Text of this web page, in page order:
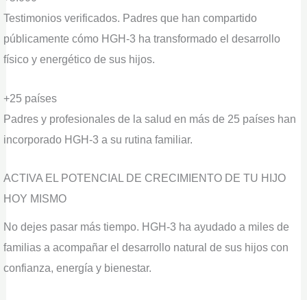
Testimonios verificados. Padres que han compartido
públicamente cómo HGH-3 ha transformado el desarrollo
físico y energético de sus hijos.
+25 países
Padres y profesionales de la salud en más de 25 países han
incorporado HGH-3 a su rutina familiar.
ACTIVA EL POTENCIAL DE CRECIMIENTO DE TU HIJO
HOY MISMO
No dejes pasar más tiempo. HGH-3 ha ayudado a miles de
familias a acompañar el desarrollo natural de sus hijos con
confianza, energía y bienestar.